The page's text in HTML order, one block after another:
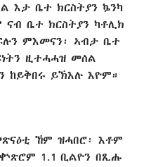
እታ ቤተ ክርስትያን ኴንካ
ናብ ቤተ ክርስትያን ካቶሊክ
ምእመናን፡ ኣብታ ቤተ
ዚተሓሓዝ መሰል
ከይቅበሩ ይኽእሉ እዮም።
ኸም ዝሓበሮ፡ እቶም
1.1 ቢልዮን በጺሑ